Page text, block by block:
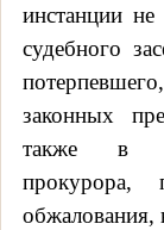
инстанции
судебного
законных
также в
прокурора,
обжалования,